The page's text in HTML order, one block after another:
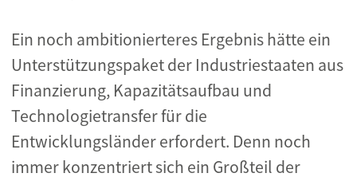
Ein noch ambitionierteres Ergebnis hätte ein
Unterstützungspaket der Industriestaaten aus
Finanzierung, Kapazitätsaufbau und
Technologietransfer für die
Entwicklungsländer erfordert. Denn noch
immer konzentriert sich ein Großteil der